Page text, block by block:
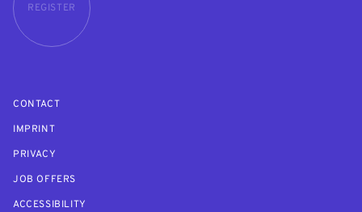
REGISTER
CONTACT
IMPRINT
PRIVACY
JOB OFFERS
ACCESSIBILITY